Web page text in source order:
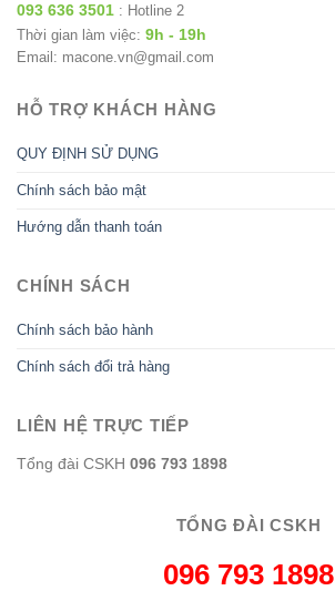
093 636 3501 : Hotline 2
Thời gian làm việc: 9h - 19h
Email: macone.vn@gmail.com
HỖ TRỢ KHÁCH HÀNG
QUY ĐỊNH SỬ DỤNG
Chính sách bảo mật
Hướng dẫn thanh toán
CHÍNH SÁCH
Chính sách bảo hành
Chính sách đổi trả hàng
LIÊN HỆ TRỰC TIẾP
Tổng đài CSKH 096 793 1898
TỔNG ĐÀI CSKH
096 793 1898